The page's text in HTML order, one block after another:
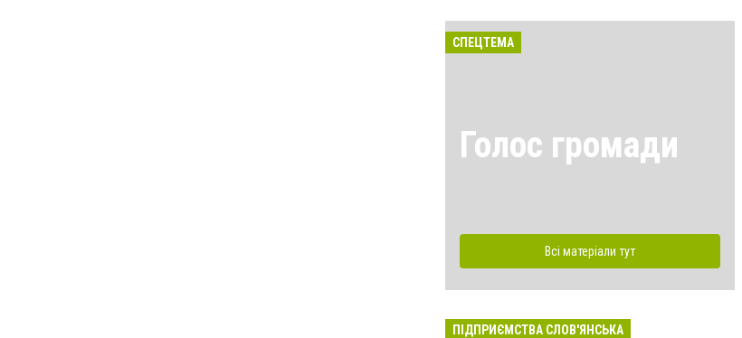
СПЕЦТЕМА
Голос громади
Всі матеріали тут
ПІДПРИЄМСТВА СЛОВ'ЯНСЬКА